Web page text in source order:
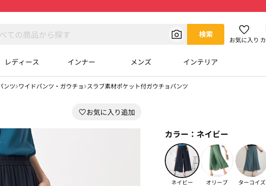
検索
お気に入り
レディース インナー メンズ インテリア
ンツ ワイドパンツ・ガウチョ スラブ素材ポケット付ガウチョパンツ
カラー： ネイビー
ネイビー オリーブ ターコイズ